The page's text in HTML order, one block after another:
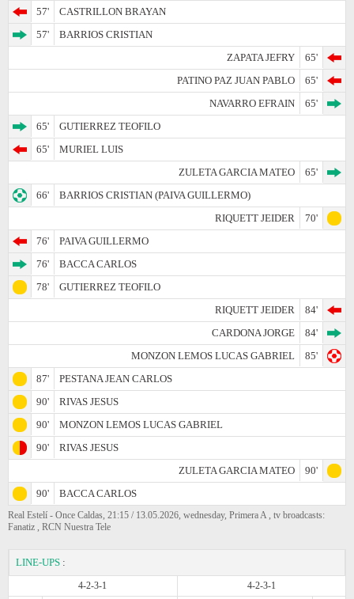
57'
CASTRILLON BRAYAN
57'
BARRIOS CRISTIAN
ZAPATA JEFRY
65'
PATINO PAZ JUAN PABLO
65'
NAVARRO EFRAIN
65'
65'
GUTIERREZ TEOFILO
65'
MURIEL LUIS
ZULETA GARCIA MATEO
65'
66'
BARRIOS CRISTIAN (PAIVA GUILLERMO)
RIQUETT JEIDER
70'
76'
PAIVA GUILLERMO
76'
BACCA CARLOS
78'
GUTIERREZ TEOFILO
RIQUETT JEIDER
84'
CARDONA JORGE
84'
MONZON LEMOS LUCAS GABRIEL
85'
87'
PESTANA JEAN CARLOS
90'
RIVAS JESUS
90'
MONZON LEMOS LUCAS GABRIEL
90'
RIVAS JESUS
ZULETA GARCIA MATEO
90'
90'
BACCA CARLOS
Real Estelí - Once Caldas, 21:15 / 13.05.2026, wednesday, Primera A , tv broadcasts:
Fanatiz , RCN Nuestra Tele
LINE-UPS :
4-2-3-1
4-2-3-1